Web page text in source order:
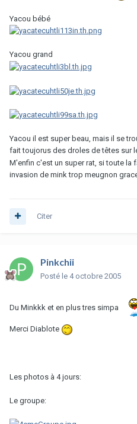
Yacou bébé
Yacou grand
Yacou il est super beau, mais il se
fait toujorus des droles de têtes sur
M'enfin c'est un super rat, si toute la
invasion de mink trop meugnon
Citer
Pinkchii
Posté le 4 octobre 2005
Du Minkkk et en plus tres simpa
Merci Diablote
Les photos à 4 jours:
Le groupe: